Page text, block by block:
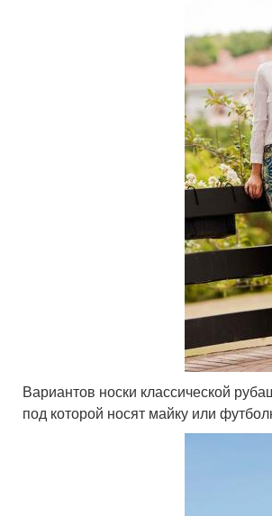
Вариантов носки классической
под которой носят майку или